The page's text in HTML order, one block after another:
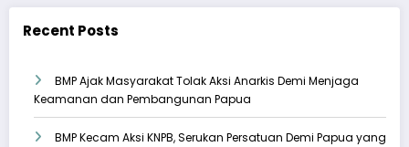
Recent Posts
BMP Ajak Masyarakat Tolak Aksi Anarkis Demi Menjaga
Keamanan dan Pembangunan Papua
BMP Kecam Aksi KNPB, Serukan Persatuan Demi Papua yang